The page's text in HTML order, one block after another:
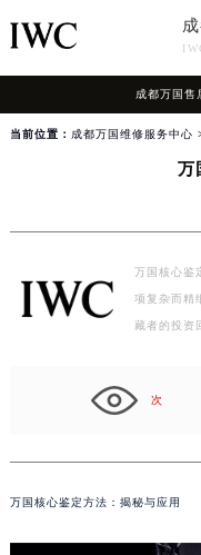
成都万国售
当前位置： 成都万国维修服务中心
万
万国核心鉴
项复杂而精
藏者的投资
次
万国核心鉴定方法：揭秘与应用